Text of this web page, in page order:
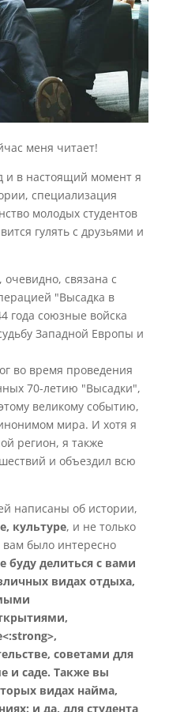
меня читает!
и в настоящий момент я
специализация
молодых студентов
гулять с друзьями и
связана с
"Высадка в
года союзные войска
Западной Европы и
во время проведения
70-летию "Высадки",
великому событию,
мира. И хотя я
регион, я также
и объездил всю
написаны об истории,
культуре, и не только
вам было интересно
буду делиться с вами
видах отдыха,
советами для
и саде. Также вы
видах найма,
и да, для студента